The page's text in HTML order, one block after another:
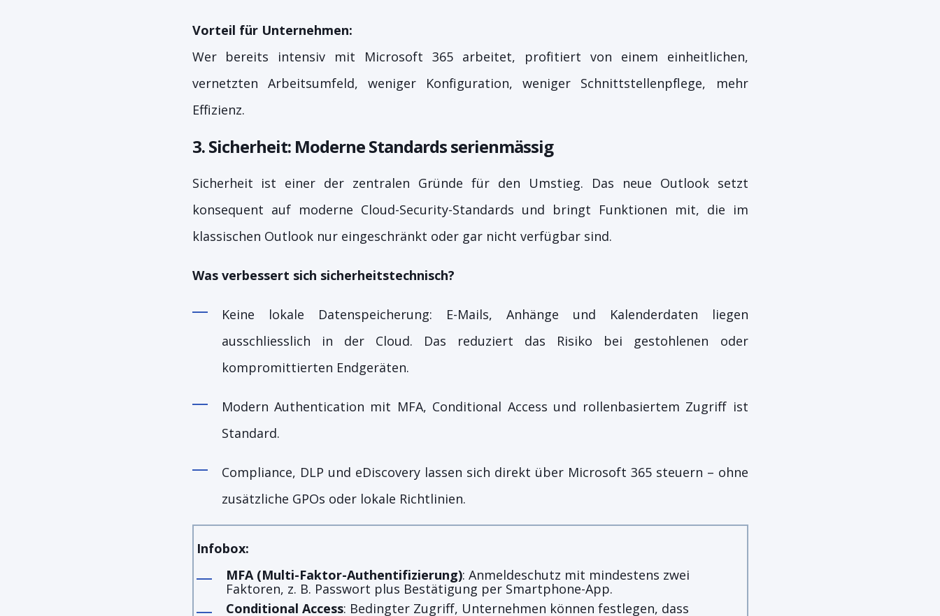
Vorteil für Unternehmen:
Wer bereits intensiv mit Microsoft 365 arbeitet, profitiert von einem einheitlichen,
vernetzten Arbeitsumfeld, weniger Konfiguration, weniger Schnittstellenpflege, mehr
Effizienz.
3. Sicherheit: Moderne Standards serienmässig
Sicherheit ist einer der zentralen Gründe für den Umstieg. Das neue Outlook setzt
konsequent auf moderne Cloud-Security-Standards und bringt Funktionen mit, die im
klassischen Outlook nur eingeschränkt oder gar nicht verfügbar sind.
Was verbessert sich sicherheitstechnisch?
Keine lokale Datenspeicherung: E-Mails, Anhänge und Kalenderdaten liegen
ausschliesslich in der Cloud. Das reduziert das Risiko bei gestohlenen oder
kompromittierten Endgeräten.
Modern Authentication mit MFA, Conditional Access und rollenbasiertem Zugriff ist
Standard.
Compliance, DLP und eDiscovery lassen sich direkt über Microsoft 365 steuern – ohne
zusätzliche GPOs oder lokale Richtlinien.
Infobox:
MFA (Multi-Faktor-Authentifizierung): Anmeldeschutz mit mindestens zwei
Faktoren, z. B. Passwort plus Bestätigung per Smartphone-App.
Conditional Access: Bedingter Zugriff, Unternehmen können festlegen, dass